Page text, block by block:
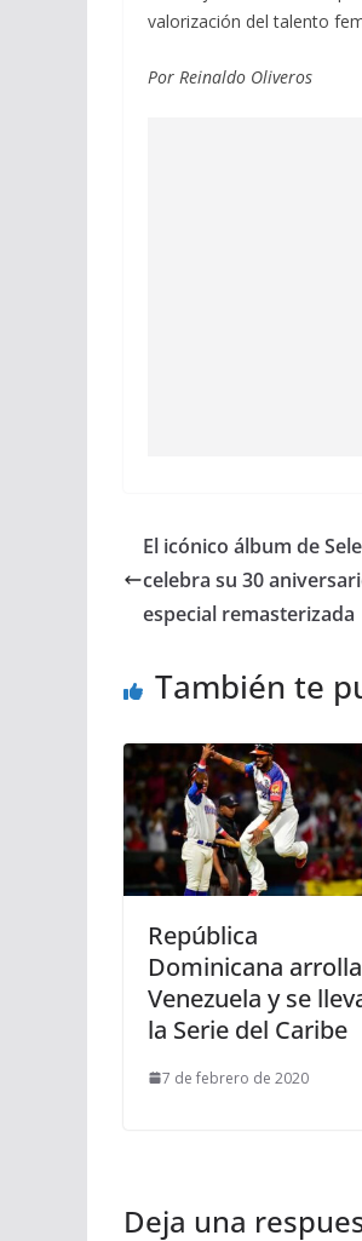
valorización del talento
Por Reinaldo Oliveros
El icónico álbum de
celebra su 30
especial remasterizada
También te
República
Dominicana
Venezuela y se
la Serie del Caribe
7 de febrero de 2020
Deja una